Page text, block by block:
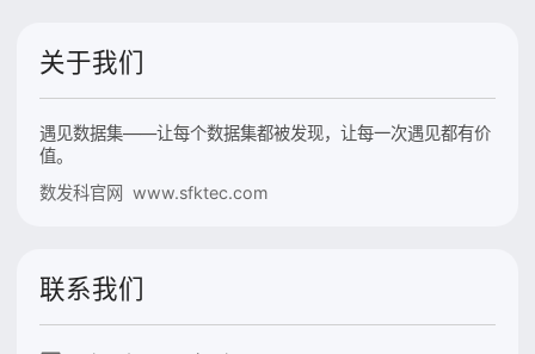
关于我们
遇见数据集——让每个数据集都被发现，让每一次遇见都有价
值。
数发科官网 www.sfktec.com
联系我们